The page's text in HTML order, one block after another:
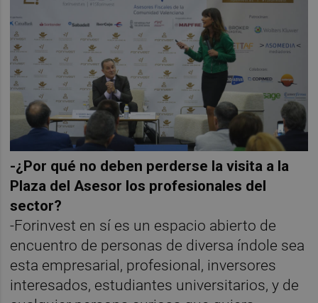
-¿Por qué no deben perderse la visita a la
Plaza del Asesor los profesionales del
sector?
-Forinvest en sí es un espacio abierto de
encuentro de personas de diversa índole sea
esta empresarial, profesional, inversores
interesados, estudiantes universitarios, y de